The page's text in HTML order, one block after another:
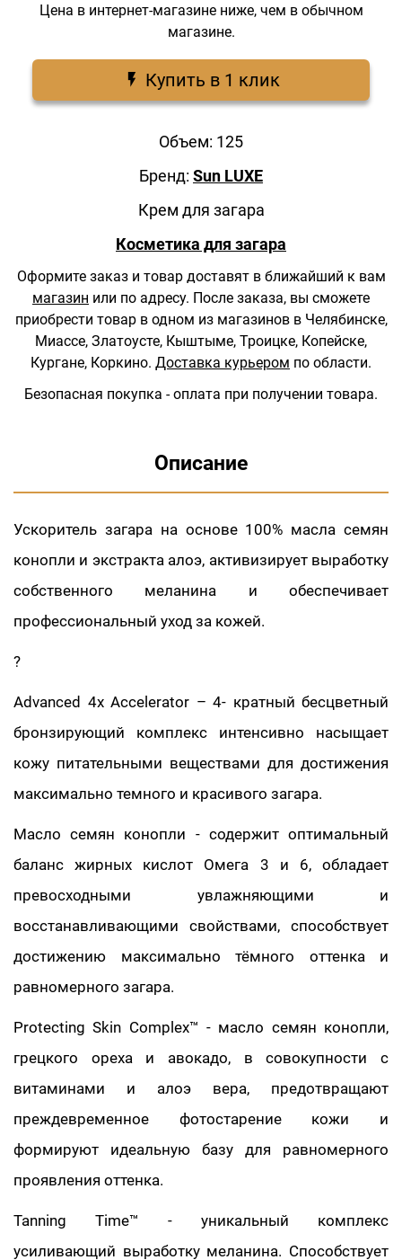
Цена в интернет-магазине ниже, чем в обычном
магазине.
Купить в 1 клик
Объем: 125
Бренд: Sun LUXE
Крем для загара
Косметика для загара
Оформите заказ и товар доставят в ближайший к вам
магазин или по адресу. После заказа, вы сможете
приобрести товар в одном из магазинов в Челябинске,
Миассе, Златоусте, Кыштыме, Троицке, Копейске,
Кургане, Коркино. Доставка курьером по области.
Безопасная покупка - оплата при получении товара.
Описание
Ускоритель загара на основе 100% масла семян
конопли и экстракта алоэ, активизирует выработку
собственного меланина и обеспечивает
профессиональный уход за кожей.
?
Advanced 4x Accelerator – 4- кратный бесцветный
бронзирующий комплекс интенсивно насыщает
кожу питательными веществами для достижения
максимально темного и красивого загара.
Масло семян конопли - содержит оптимальный
баланс жирных кислот Омега 3 и 6, обладает
превосходными увлажняющими и
восстанавливающими свойствами, способствует
достижению максимально тёмного оттенка и
равномерного загара.
Protecting Skin Complex™ - масло семян конопли,
грецкого ореха и авокадо, в совокупности с
витаминами и алоэ вера, предотвращают
преждевременное фотостарение кожи и
формируют идеальную базу для равномерного
проявления оттенка.
Tanning Time™ - уникальный комплекс
усиливающий выработку меланина. Способствует